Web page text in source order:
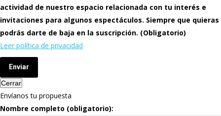
actividad de nuestro espacio relacionada con tu interés e
invitaciones para algunos espectáculos. Siempre que quieras
podrás darte de baja en la suscripción. (Obligatorio)
Leer política de privacidad
Enviar
Cerrar
Envíanos tu propuesta
Nombre completo (obligatorio):